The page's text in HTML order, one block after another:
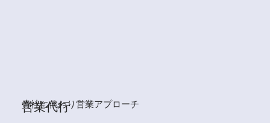
営業代行
貴社に代わり営業アプローチ